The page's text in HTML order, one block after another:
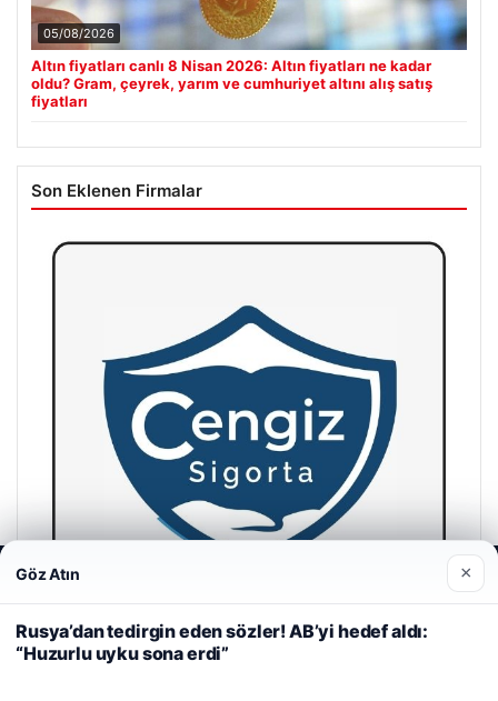
05/08/2026
Altın fiyatları canlı 8 Nisan 2026: Altın fiyatları ne kadar
oldu? Gram, çeyrek, yarım ve cumhuriyet altını alış satış
fiyatları
Son Eklenen Firmalar
Web sitemizi nasıl kullandığınızı daha iyi anlayabilmek,
deneyiminizi kişiselleştirmek ve geliştirmek amacıyla çerezler
kullanıyoruz. Çerez Politikamız
Reddet Kabul Et
Göz Atın ×
Rusya’dan tedirgin eden sözler! AB’yi hedef aldı:
“Huzurlu uyku sona erdi”